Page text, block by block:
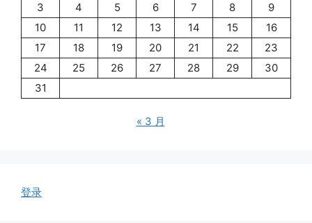
3
4 5 6 7 8
9
10
11 12 13 14 15
16
17
18 19 20 21 22
23
24
25 26 27 28 29
30
31
« 3 月
登录